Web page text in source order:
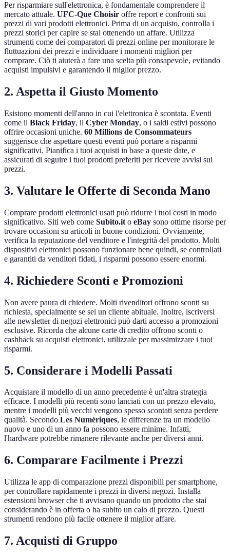
Per risparmiare sull'elettronica, è fondamentale comprendere il
mercato attuale. UFC-Que Choisir offre report e confronti sui
prezzi di vari prodotti elettronici. Prima di un acquisto, controlla i
prezzi storici per capire se stai ottenendo un affare. Utilizza
strumenti come dei comparatori di prezzi online per monitorare le
fluttuazioni dei prezzi e individuare i momenti migliori per
comprare. Ciò ti aiuterà a fare una scelta più consapevole, evitando
acquisti impulsivi e garantendo il miglior prezzo.
2. Aspetta il Giusto Momento
Esistono momenti dell'anno in cui l'elettronica è scontata. Eventi
come il Black Friday, il Cyber Monday, o i saldi estivi possono
offrire occasioni uniche. 60 Millions de Consommateurs
suggerisce che aspettare questi eventi può portare a risparmi
significativi. Pianifica i tuoi acquisti in base a queste date, e
assicurati di seguire i tuoi prodotti preferiti per ricevere avvisi sui
prezzi.
3. Valutare le Offerte di Seconda Mano
Comprare prodotti elettronici usati può ridurre i tuoi costi in modo
significativo. Siti web come Subito.it o eBay sono ottime risorse per
trovare occasioni su articoli in buone condizioni. Ovviamente,
verifica la reputazione del venditore e l'integrità del prodotto. Molti
dispositivi elettronici possono funzionare bene quindi, se controllati
e garantiti da venditori fidati, i risparmi possono essere enormi.
4. Richiedere Sconti e Promozioni
Non avere paura di chiedere. Molti rivenditori offrono sconti su
richiesta, specialmente se sei un cliente abituale. Inoltre, iscriversi
alle newsletter di negozi elettronici può darti accesso a promozioni
esclusive. Ricorda che alcune carte di credito offrono sconti o
cashback su acquisti elettronici, utilizzale per massimizzare i tuoi
risparmi.
5. Considerare i Modelli Passati
Acquistare il modello di un anno precedente è un'altra strategia
efficace. I modelli più recenti sono lanciati con un prezzo elevato,
mentre i modelli più vecchi vengono spesso scontati senza perdere
qualità. Secondo Les Numériques, le differenze tra un modello
nuovo e uno di un anno fa possono essere minime. Infatti,
l'hardware potrebbe rimanere rilevante anche per diversi anni.
6. Comparare Facilmente i Prezzi
Utilizza le app di comparazione prezzi disponibili per smartphone,
per controllare rapidamente i prezzi in diversi negozi. Installa
estensioni browser che ti avvisano quando un prodotto che stai
considerando è in offerta o ha subito un calo di prezzo. Questi
strumenti rendono più facile ottenere il miglior affare.
7. Acquisti di Gruppo